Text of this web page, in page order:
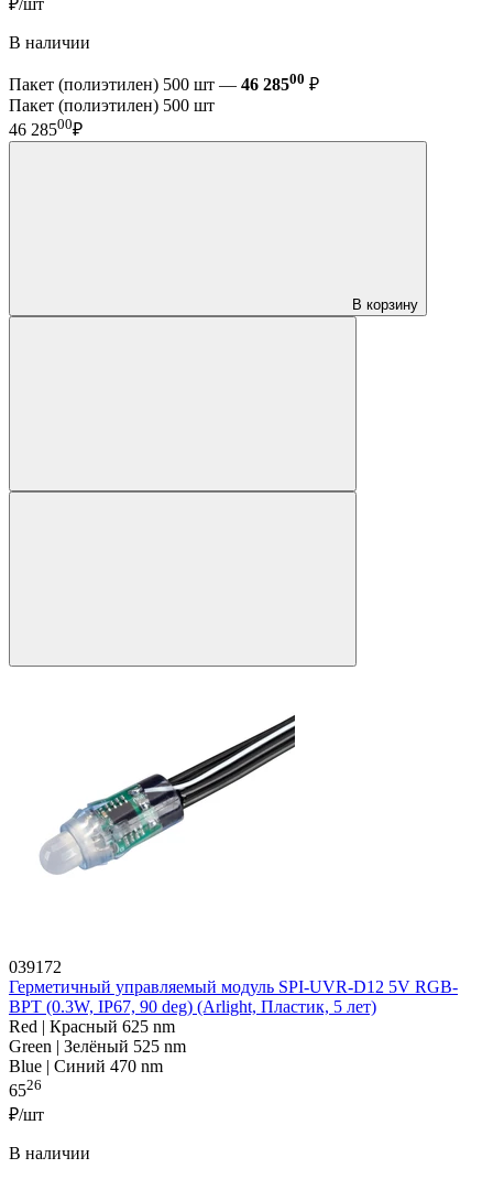
В наличии
Пакет (полиэтилен) 500 шт — 46 28500 ₽
Пакет (полиэтилен) 500 шт
46 28500₽
В корзину
039172
Герметичный управляемый модуль SPI-UVR-D12 5V RGB-
BPT (0.3W, IP67, 90 deg) (Arlight, Пластик, 5 лет)
Red | Красный 625 nm
Green | Зелёный 525 nm
Blue | Синий 470 nm
6526
₽/шт
В наличии